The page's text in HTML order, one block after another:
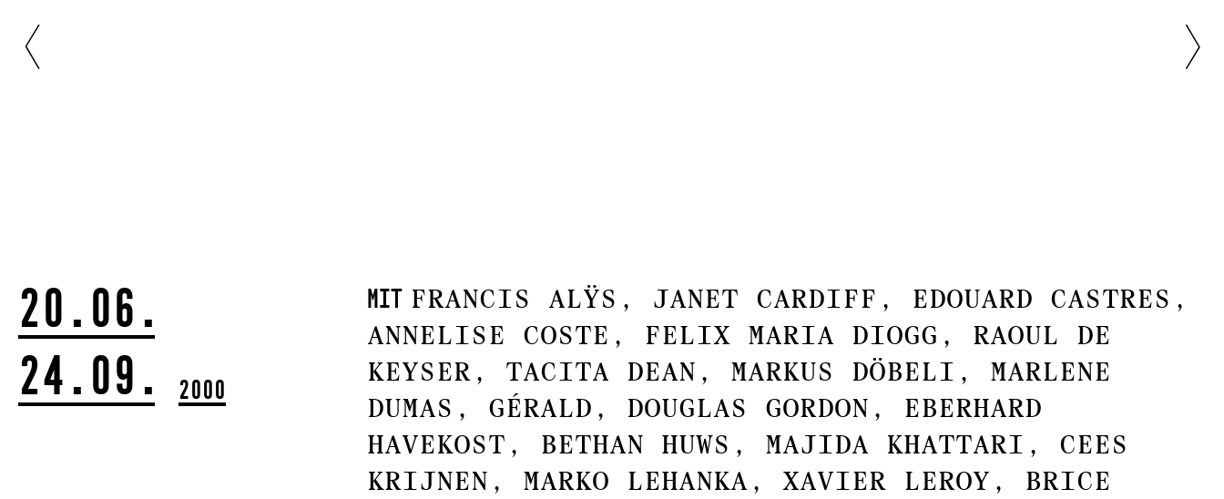
20.06.
24.09.
2000
Mit Francis Alÿs, Janet Cardiff, Edouard Castres,
Annelise Coste, Felix Maria Diogg, Raoul De
Keyser, Tacita Dean, Markus Döbeli, Marlene
Dumas, Gérald, Douglas Gordon, Eberhard
Havekost, Bethan Huws, Majida Khattari, Cees
Krijnen, Marko Lehanka, Xavier Leroy, Brice